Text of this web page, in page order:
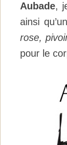
Aubade,
ainsi
rose,
pour le